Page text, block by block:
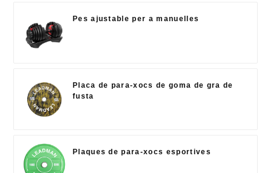
Pes ajustable per a manuelles
Placa de para-xocs de goma de gra de
fusta
Plaques de para-xocs esportives